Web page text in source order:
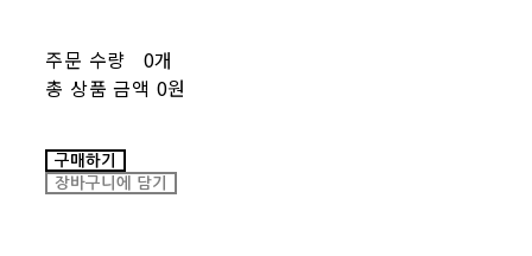
주문 수량
0개
총 상품 금액 0원
구매하기
장바구니에 담기